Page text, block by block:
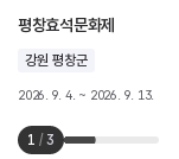
평창효석문화제
강원 평창군
2026. 9. 4. ~ 2026. 9. 13.
1 / 3